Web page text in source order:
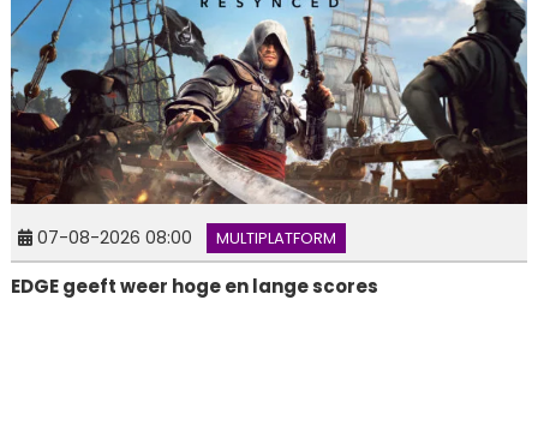
07-08-2026 08:00 MULTIPLATFORM
EDGE geeft weer hoge en lange scores